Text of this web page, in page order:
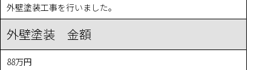
外壁塗装工事を行いました。
外壁塗装 金額
88万円